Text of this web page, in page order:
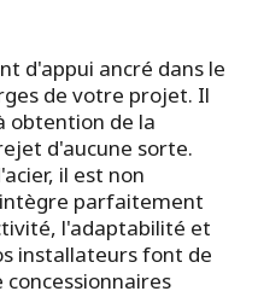
d'appui ancré dans le
de votre projet. Il
obtention de la
d'aucune sorte.
il est non
parfaitement
l'adaptabilité et
installateurs font de
concessionnaires